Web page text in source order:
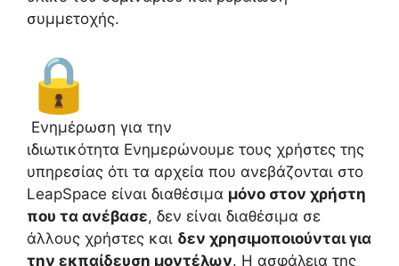
συμμετοχής.
Ενημέρωση για την
ιδιωτικότητα Ενημερώνουμε τους χρήστες της
υπηρεσίας ότι τα αρχεία που ανεβάζονται στο
LeapSpace είναι διαθέσιμα μόνο στον χρήστη
που τα ανέβασε, δεν είναι διαθέσιμα σε
άλλους χρήστες και δεν χρησιμοποιούνται για
την εκπαίδευση μοντέλων. Η ασφάλεια της